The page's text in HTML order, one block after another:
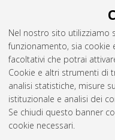
Nel nostro sito utilizziamo
funzionamento, sia
facoltativi che potrai
Cookie e altri strumenti di
analisi statistiche, misure
istituzionale e analisi dei
Se chiudi questo banner
cookie necessari.